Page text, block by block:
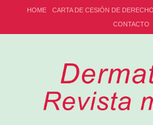
HOME CARTA DE CESIÓN DE
CONTACTO